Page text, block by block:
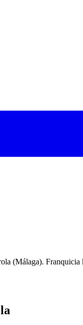
(Málaga). Franquicia